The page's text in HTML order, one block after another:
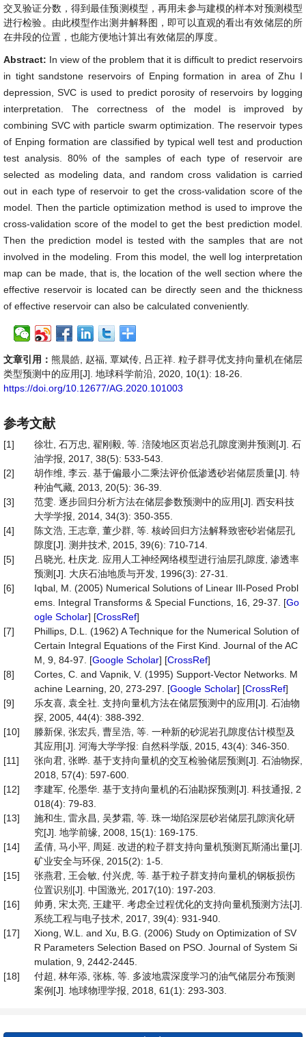
交叉验证分数，得到最佳预测模型，再用未参与建模的样本对预测模型
进行检验。由此模型作出测井解释图，即可以直观的看出有效储层的所
在井段的位置，也能方便地计算出有效储层的厚度。
Abstract: In view of the problem that it is difficult to predict reservoirs
in tight sandstone reservoirs of Enping formation in area of Zhu I
depression, SVC is used to predict porosity of reservoirs by logging
interpretation. The correctness of the model is improved by
combining SVC with particle swarm optimization. The reservoir types
of Enping formation are classified by typical well test and production
test analysis. 80% of the samples of each type of reservoir are
selected as modeling data, and random cross validation is carried
out in each type of reservoir to get the cross-validation score of the
model. Then the particle optimization method is used to improve the
cross-validation score of the model to get the best prediction model.
Then the prediction model is tested with the samples that are not
involved in the modeling. From this model, the well log interpretation
map can be made, that is, the location of the well section where the
effective reservoir is located can be directly seen and the thickness
of effective reservoir can also be calculated conveniently.
文章引用： 熊晨皓, 赵福, 覃斌传, 吕正祥. 粒子群寻优支持向量机在储层
类型预测中的应用[J]. 地球科学前沿, 2020, 10(1): 18-26.
https://doi.org/10.12677/AG.2020.101003
参考文献
[1]
徐壮, 石万忠, 翟刚毅, 等. 涪陵地区页岩总孔隙度测井预测[J]. 石
油学报, 2017, 38(5): 533-543.
[2]
胡作维, 李云. 基于偏最小二乘法评价低渗透砂岩储层质量[J]. 特
种油气藏, 2013, 20(5): 36-39.
[3]
范雯. 逐步回归分析方法在储层参数预测中的应用[J]. 西安科技
大学学报, 2014, 34(3): 350-355.
[4]
陈文浩, 王志章, 董少群, 等. 核岭回归方法解释致密砂岩储层孔
隙度[J]. 测井技术, 2015, 39(6): 710-714.
[5]
吕晓光, 杜庆龙. 应用人工神经网络模型进行油层孔隙度, 渗透率
预测[J]. 大庆石油地质与开发, 1996(3): 27-31.
[6]
Iqbal, M. (2005) Numerical Solutions of Linear Ill-Posed Probl
ems. Integral Transforms & Special Functions, 16, 29-37. [Go
ogle Scholar] [CrossRef]
[7]
Phillips, D.L. (1962) A Technique for the Numerical Solution of
Certain Integral Equations of the First Kind. Journal of the AC
M, 9, 84-97. [Google Scholar] [CrossRef]
[8]
Cortes, C. and Vapnik, V. (1995) Support-Vector Networks. M
achine Learning, 20, 273-297. [Google Scholar] [CrossRef]
[9]
乐友喜, 袁全社. 支持向量机方法在储层预测中的应用[J]. 石油物
探, 2005, 44(4): 388-392.
[10]
滕新保, 张宏兵, 曹呈浩, 等. 一种新的砂泥岩孔隙度估计模型及
其应用[J]. 河海大学学报: 自然科学版, 2015, 43(4): 346-350.
[11]
张向君, 张晔. 基于支持向量机的交互检验储层预测[J]. 石油物探,
2018, 57(4): 597-600.
[12]
李建军, 伦墨华. 基于支持向量机的石油勘探预测[J]. 科技通报, 2
018(4): 79-83.
[13]
施和生, 雷永昌, 吴梦霜, 等. 珠一坳陷深层砂岩储层孔隙演化研
究[J]. 地学前缘, 2008, 15(1): 169-175.
[14]
孟倩, 马小平, 周延. 改进的粒子群支持向量机预测瓦斯涌出量[J].
矿业安全与环保, 2015(2): 1-5.
[15]
张燕君, 王会敏, 付兴虎, 等. 基于粒子群支持向量机的钢板损伤
位置识别[J]. 中国激光, 2017(10): 197-203.
[16]
帅勇, 宋太亮, 王建平. 考虑全过程优化的支持向量机预测方法[J].
系统工程与电子技术, 2017, 39(4): 931-940.
[17]
Xiong, W.L. and Xu, B.G. (2006) Study on Optimization of SV
R Parameters Selection Based on PSO. Journal of System Si
mulation, 9, 2442-2445.
[18]
付超, 林年添, 张栋, 等. 多波地震深度学习的油气储层分布预测
案例[J]. 地球物理学报, 2018, 61(1): 293-303.